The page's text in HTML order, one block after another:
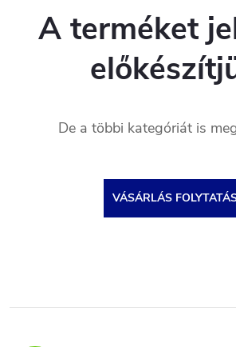
A terméket
De a többi kategóriát is
VÁSÁRLÁS